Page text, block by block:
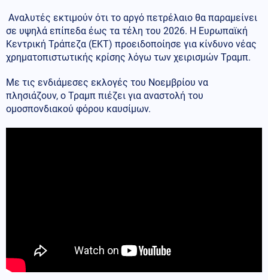
Αναλυτές εκτιμούν ότι το αργό πετρέλαιο θα παραμείνει
σε υψηλά επίπεδα έως τα τέλη του 2026. Η Ευρωπαϊκή
Κεντρική Τράπεζα (ΕΚΤ) προειδοποίησε για κίνδυνο νέας
χρηματοπιστωτικής κρίσης λόγω των χειρισμών Τραμπ.
Με τις ενδιάμεσες εκλογές του Νοεμβρίου να
πλησιάζουν, ο Τραμπ πιέζει για αναστολή του
ομοσπονδιακού φόρου καυσίμων.